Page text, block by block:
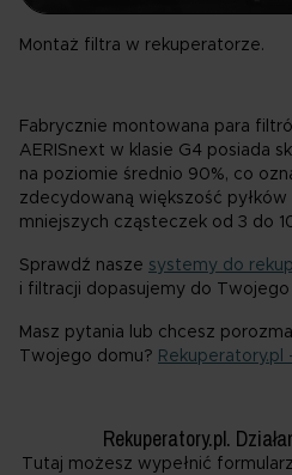
Montaż filtra w rekuperatorze.
Fabrycznie montowana para
AERISnext w klasie G4 posiada
na poziomie średnio 90%, co
zdecydowaną większość
mniejszych cząsteczek od 3 do
Sprawdź nasze systemy do
i filtracji dopasujemy do Twojego
Masz pytania lub chcesz
Twojego domu? Rekuperatory.pl
Rekuperatory.pl.
Tutaj możesz wypełnić